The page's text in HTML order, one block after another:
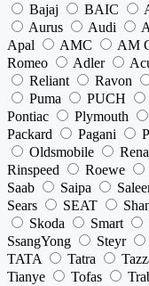
Bajaj
BAIC
Aurus
Audi
Apal
AMC AM
Romeo
Adler
Reliant
Ravon
Puma
PUCH
Pontiac
Plymouth
Packard
Pagani
Oldsmobile
Rinspeed
Roewe
Saab
Saipa
Sears
SEAT
Skoda
Smart
SsangYong
Steyr
TATA
Tatra
Tianye
Tofas